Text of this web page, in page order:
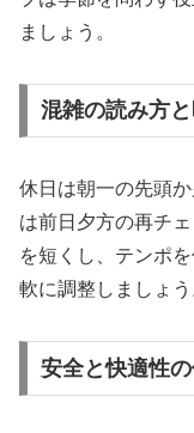
ましょう。
混雑の読み方
休日は朝一の先頭
は前日夕方の再チ
を短くし、テンポ
軟に調整しましょう
安全と快適性